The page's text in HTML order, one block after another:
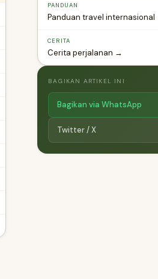
PANDUAN
Panduan travel internasional
CERITA
Cerita perjalanan →
BAGIKAN ARTIKEL INI
Bagikan via WhatsApp
Twitter / X